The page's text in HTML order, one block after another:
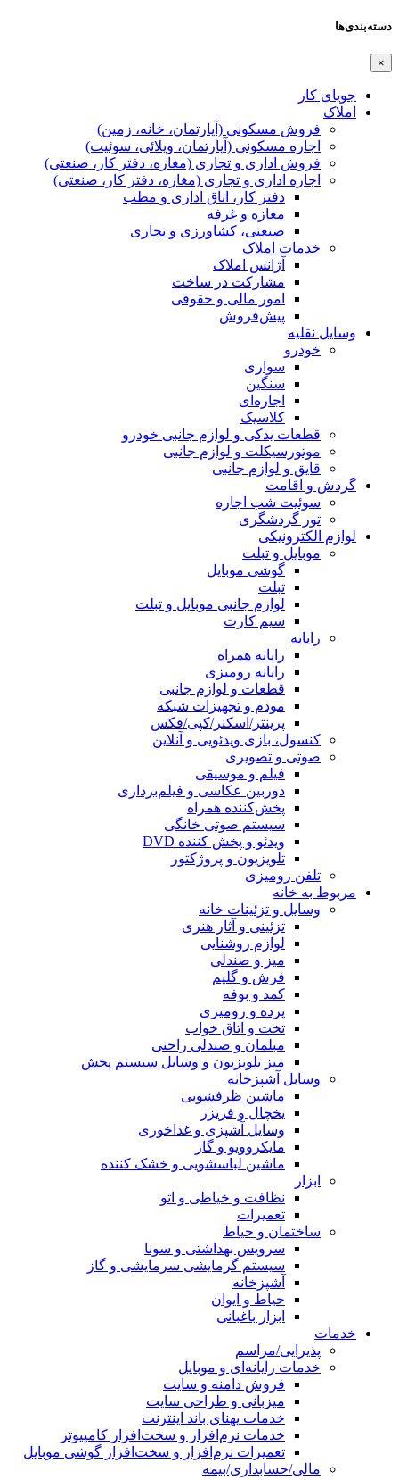
دسته‌بندی‌ها
×
جویای کار
املاک
فروش مسکونی (آپارتمان، خانه، زمین)
اجاره مسکونی (آپارتمان، ویلائی، سوئیت)
فروش اداری و تجاری (مغازه، دفتر کار، صنعتی)
اجاره اداری و تجاری (مغازه، دفتر کار، صنعتی)
دفتر کار، اتاق اداری و مطب
مغازه و غرفه
صنعتی،‌ کشاورزی و تجاری
خدمات املاک
آژانس املاک
مشارکت در ساخت
امور مالی و حقوقی
پیش‌فروش
وسایل نقلیه
خودرو
سواری
سنگین
اجاره‌ای
کلاسیک
قطعات یدکی و لوازم جانبی خودرو
موتورسیکلت و لوازم جانبی
قایق و لوازم جانبی
گردش و اقامت
سوئیت شب اجاره
تور گردشگری
لوازم الکترونیکی
موبایل و تبلت
گوشی موبایل
تبلت
لوازم جانبی موبایل و تبلت
سیم کارت
رایانه
رایانه همراه
رایانه رومیزی
قطعات و لوازم جانبی
مودم و تجهیزات شبکه
پرینتر/اسکنر/کپی/فکس
کنسول، بازی‌ ویدئویی و آنلاین
صوتی و تصویری
فیلم و موسیقی
دوربین عکاسی و فیلم‌برداری
پخش‌کننده همراه
سیستم صوتی خانگی
ویدئو و پخش کننده DVD
تلویزیون و پروژکتور
تلفن رومیزی
مربوط به خانه
وسایل و تزئینات خانه
تزئینی و آثار هنری
لوازم روشنایی
میز و صندلی
فرش و گلیم
کمد و بوفه
پرده و رومیزی
تخت و اتاق خواب
مبلمان و صندلی راحتی
میز تلویزیون و وسایل سیستم پخش
وسایل آشپزخانه
ماشین ظرفشویی
یخچال و فریزر
وسایل آشپزی و غذاخوری
مایکروویو و گاز
ماشین لباسشویی و خشک کننده
ابزار
نظافت و خیاطی و اتو
تعمیرات
ساختمان و حیاط
سرویس بهداشتی و سونا
سیستم گرمایشی سرمایشی و گاز
آشپزخانه
حیاط و ایوان
ابزار باغبانی
خدمات
پذیرایی/مراسم
خدمات رایانه‌ای و موبایل
فروش دامنه و سایت
میزبانی و طراحی سایت
خدمات پهنای باند اینترنت
خدمات نرم‌افزار و سخت‌افزار کامپیوتر
تعمیرات نرم‌افزار و سخت‌افزار گوشی موبایل
مالی/حسابداری/بیمه